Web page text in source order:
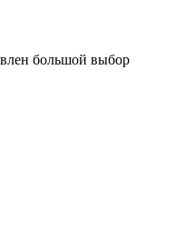
большой выбор